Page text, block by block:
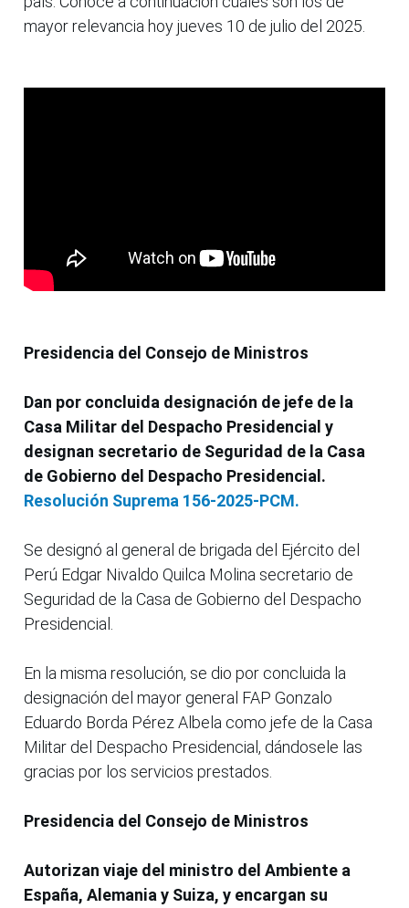
mayor relevancia hoy jueves 10 de julio del 2025.
Presidencia del Consejo de Ministros
Dan por concluida designación de jefe de la
Casa Militar del Despacho Presidencial y
designan secretario de Seguridad de la Casa
de Gobierno del Despacho Presidencial.
Resolución Suprema 156-2025-PCM.
Se designó al general de brigada del Ejército del
Perú Edgar Nivaldo Quilca Molina secretario de
Seguridad de la Casa de Gobierno del Despacho
Presidencial.
En la misma resolución, se dio por concluida la
designación del mayor general FAP Gonzalo
Eduardo Borda Pérez Albela como jefe de la Casa
Militar del Despacho Presidencial, dándosele las
gracias por los servicios prestados.
Presidencia del Consejo de Ministros
Autorizan viaje del ministro del Ambiente a
España, Alemania y Suiza, y encargan su